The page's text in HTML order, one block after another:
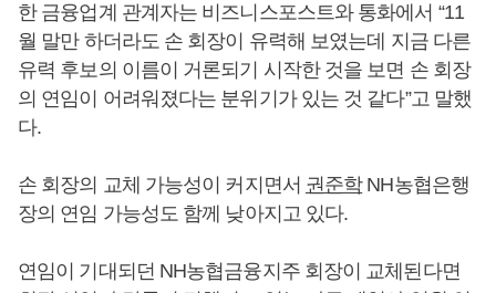
한 금융업계 관계자는 비즈니스포스트와 통화에서 “11
월 말만 하더라도 손 회장이 유력해 보였는데 지금 다른
유력 후보의 이름이 거론되기 시작한 것을 보면 손 회장
의 연임이 어려워졌다는 분위기가 있는 것 같다”고 말했
다.
손 회장의 교체 가능성이 커지면서 권준학NH농협은행
장의 연임 가능성도 함께 낮아지고 있다.
연임이 기대되던 NH농협금융지주 회장이 교체된다면